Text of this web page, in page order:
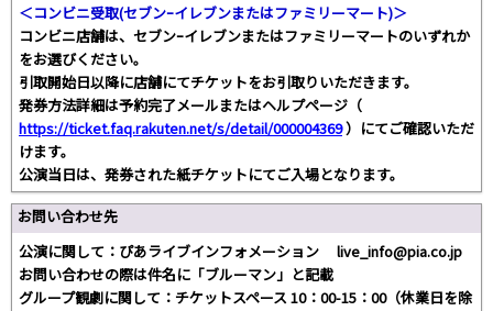
＜コンビニ受取(セブンｰイレブンまたはファミリーマート)＞
コンビニ店舗は、セブンｰイレブンまたはファミリーマートのいずれか
をお選びください。
引取開始日以降に店舗にてチケットをお引取りいただきます。
発券方法詳細は予約完了メールまたはヘルプページ（
https://ticket.faq.rakuten.net/s/detail/000004369）にてご確認いただ
けます。
公演当日は、発券された紙チケットにてご入場となります。
お問い合わせ先
公演に関して：ぴあライブインフォメーション live_info@pia.co.jp
お問い合わせの際は件名に「ブルーマン」と記載
グループ観劇に関して：チケットスペース 10：00-15：00（休業日を除